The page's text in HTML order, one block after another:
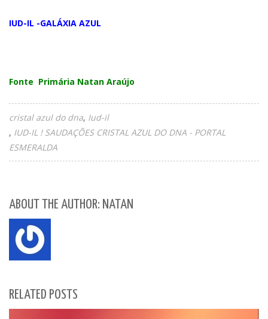
IUD-IL -GALÁXIA AZUL
Fonte Primária Natan Araújo
cristal azul do dna Iud-il
IUD-IL ! SAUDAÇÕES CRISTAL AZUL DO DNA - PORTAL
ESMERALDA
ABOUT THE AUTHOR: NATAN
RELATED POSTS